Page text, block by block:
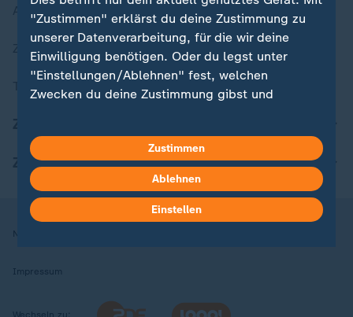
Aktuelle Sendungs-Videos
ZDFheute Stories
Themen im Überblick
ZDFheute Apps
Nutzungsbedingungen
Impressum
Wechseln zu:
"Zustimmen" erklärst du deine Zustimmung zu
unserer Datenverarbeitung, für die wir deine
Einwilligung benötigen. Oder du legst unter
"Einstellungen/Ablehnen" fest, welchen
Zwecken du deine Zustimmung gibst und
in deinen Einstellungen widerrufen oder ändern.
Hier findest du das Impressum.
Weitere Informationen findest du in unserer
Datenschutzerklärung.
Zustimmen
Ablehnen
Einstellen